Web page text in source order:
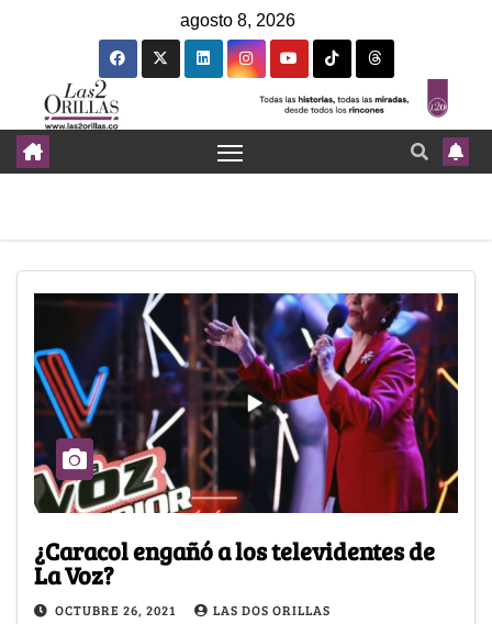
agosto 8, 2026
¿Caracol engañó a los televidentes de
La Voz?
OCTUBRE 26, 2021 LAS DOS ORILLAS